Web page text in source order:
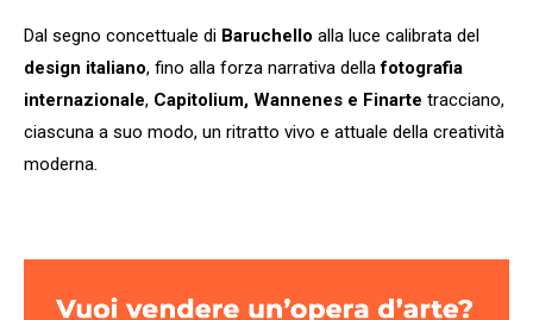
Dal segno concettuale di Baruchello alla luce calibrata del
design italiano, fino alla forza narrativa dellafotografia
internazionale, Capitolium, Wannenes e Finarte tracciano,
ciascuna a suo modo, un ritratto vivo e attuale della creatività
moderna.